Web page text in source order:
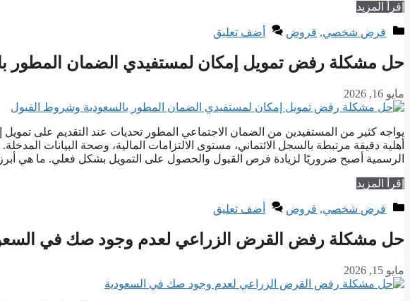
إقرأ المزيد
التصنيفات
قرض شخصي, قروض أضف تعليق
حل مشكلة رفض تمويل إمكان لمستفيدي الضمان المطور
مايو 16, 2026
يواجه كثير من المستفيدين من الضمان الاجتماعي المطور تحديات عند التقديم على
أهلية دقيقة مرتبطة بالسجل الائتماني، مستوى الالتزامات المالية، وصحة البيانات
الرسمية أصبح ضروريًا لزيادة فرص القبول والحصول على التمويل بشكل فعلي. ما هي
إقرأ المزيد
التصنيفات
قرض شخصي, قروض أضف تعليق
حل مشكلة رفض القرض الزراعي لعدم وجود صك في
مايو 15, 2026